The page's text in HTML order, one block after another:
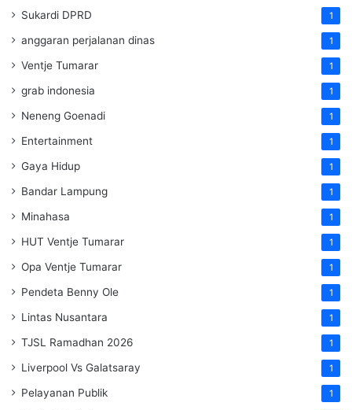
Sukardi DPRD 1
anggaran perjalanan dinas 1
Ventje Tumarar 1
grab indonesia 1
Neneng Goenadi 1
Entertainment 1
Gaya Hidup 1
Bandar Lampung 1
Minahasa 1
HUT Ventje Tumarar 1
Opa Ventje Tumarar 1
Pendeta Benny Ole 1
Lintas Nusantara 1
TJSL Ramadhan 2026 1
Liverpool Vs Galatsaray 1
Pelayanan Publik 1